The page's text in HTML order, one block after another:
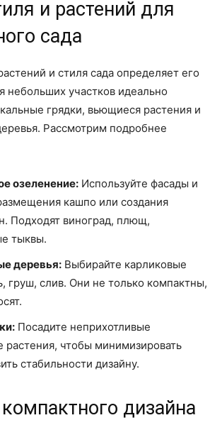
и растений для
сада
и стиля сада определяет его
небольших участков идеально
грядки, вьющиеся растения и
Рассмотрим подробнее
озеленение: Используйте фасады и
кашпо или создания
Подходят виноград, плющ,
тыквы.
деревья: Выбирайте карликовые
груш, слив. Они не только компактны,
Посадите неприхотливые
растения, чтобы минимизировать
стабильности дизайну.
дизайна